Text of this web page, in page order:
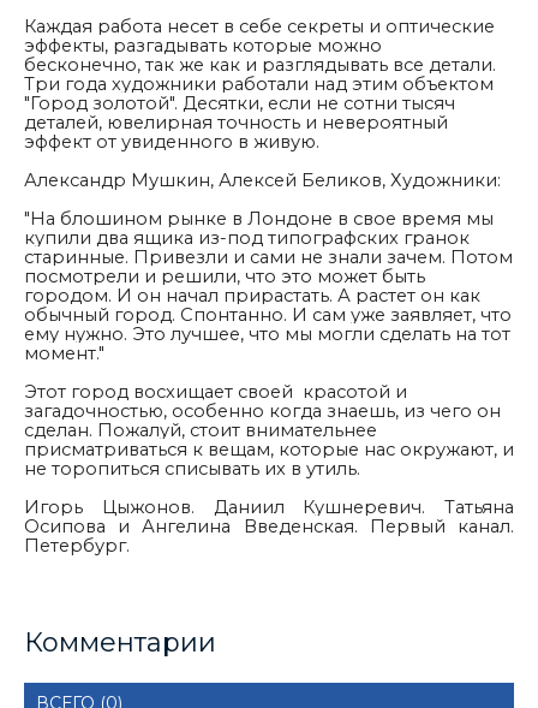
Каждая работа несет в себе секреты и оптические
эффекты, разгадывать которые можно
бесконечно, так же как и разглядывать все детали.
Три года художники работали над этим объектом
"Город золотой". Десятки, если не сотни тысяч
деталей, ювелирная точность и невероятный
эффект от увиденного в живую.
Александр Мушкин, Алексей Беликов, Художники:
"На блошином рынке в Лондоне в свое время мы
купили два ящика из-под типографских гранок
старинные. Привезли и сами не знали зачем. Потом
посмотрели и решили, что это может быть
городом. И он начал прирастать. А растет он как
обычный город. Спонтанно. И сам уже заявляет, что
ему нужно. Это лучшее, что мы могли сделать на тот
момент."
Этот город восхищает своей красотой и
загадочностью, особенно когда знаешь, из чего он
сделан. Пожалуй, стоит внимательнее
присматриваться к вещам, которые нас окружают, и
не торопиться списывать их в утиль.
Игорь Цыжонов. Даниил Кушнеревич. Татьяна
Осипова и Ангелина Введенская. Первый канал.
Петербург.
Комментарии
ВСЕГО (0)